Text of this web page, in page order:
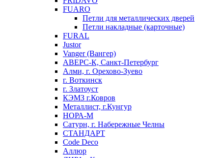
FUARO
Петли для металлических дверей
Петли накладные (карточные)
FURAL
Justor
Vanger (Вангер)
АВЕРС-К, Санкт-Петербург
Алми, г. Орехово-Зуево
г. Воткинск
г. Златоуст
КЭМЗ г.Ковров
Металлист, г.Кунгур
НОРА-М
Сатурн, г. Набережные Челны
СТАНДАРТ
Code Deco
Аллюр